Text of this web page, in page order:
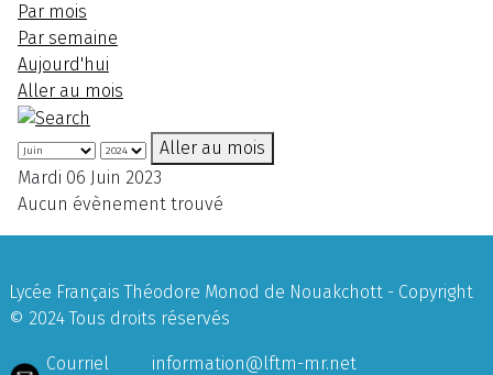
Par mois
Par semaine
Aujourd'hui
Aller au mois
Aller au mois
Mardi 06 Juin 2023
Aucun évènement trouvé
Lycée Français Théodore Monod de Nouakchott - Copyright
© 2024 Tous droits réservés
Courriel
information@lftm-mr.net